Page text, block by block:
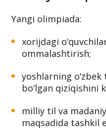
Yangi olimpiada:
xorijdagi
ommalashtirish;
yoshlarning
bo‘lgan qiziqishini
milliy til va
maqsadida tashkil